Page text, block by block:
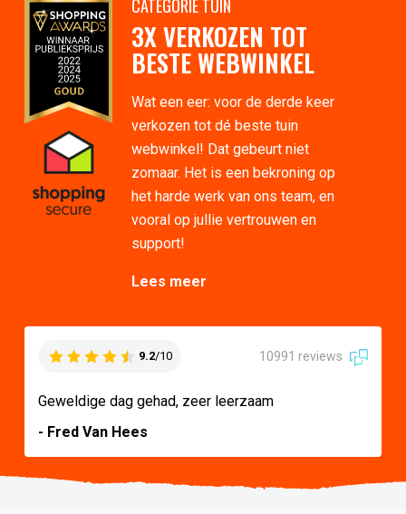
CATEGORIE TUIN
3X VERKOZEN TOT
BESTE WEBWINKEL
Wat een eer: voor de derde keer
verkozen tot dé beste tuin
webwinkel! Dat gebeurt niet
zomaar. Het is een bekroning op
het harde werk van ons team, en
vooral op jullie vertrouwen en
support!
Lees meer
9.2/10 10991 reviews
Geweldige dag gehad, zeer leerzaam
- Fred Van Hees